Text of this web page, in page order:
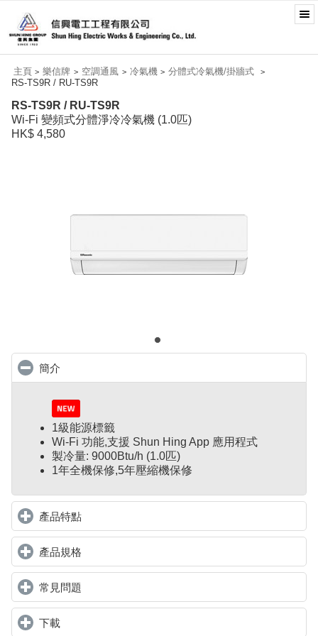
主頁 > 樂信牌 > 空調通風 > 冷氣機 > 分體式冷氣機/掛牆式 >
RS-TS9R / RU-TS9R
RS-TS9R / RU-TS9R
Wi-Fi 變頻式分體淨冷冷氣機 (1.0匹)
HK$ 4,580
簡介
1級能源標籤
Wi-Fi 功能,支援 Shun Hing App 應用程式
製冷量: 9000Btu/h (1.0匹)
1年全機保修,5年壓縮機保修
產品特點click to expand contents
產品規格
常見問題
下載click to expand contents